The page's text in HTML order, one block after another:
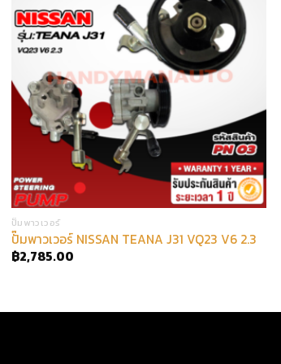
ปั๊มพาวเวอร์
ปั๊มพาวเวอร์ NISSAN TEANA J31 VQ23 V6 2.3
฿2,785.00